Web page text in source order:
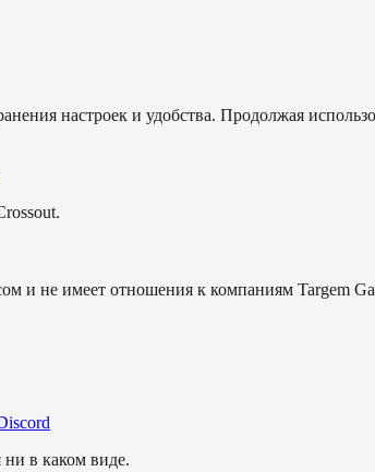
настроек и удобства. Продолжая
и не имеет отношения к компаниям Targem
в каком виде.